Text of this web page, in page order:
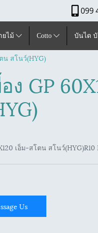
099
ยไม้ Cotto บันได
น สโนว์(HYG)
ง GP
เอ็ม-สโตน สโนว์
Us